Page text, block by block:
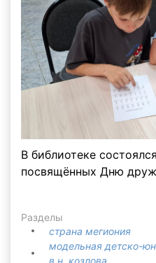
В библиотеке
посвящённых Дню
Разделы
страна мегиония
модельная детско-